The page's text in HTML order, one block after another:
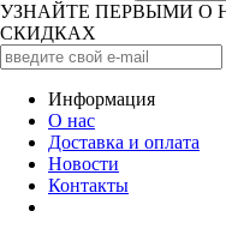
УЗНАЙТЕ ПЕРВЫМИ О
СКИДКАХ
Информация
О нас
Доставка и оплата
Новости
Контакты